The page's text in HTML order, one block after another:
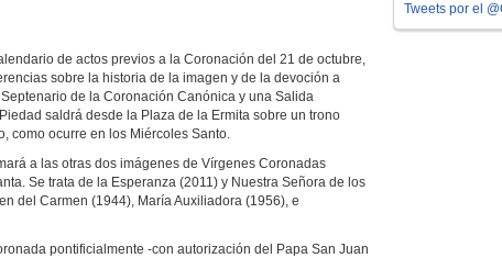
de actos previos a la Coronación del 21 de octubre,
sobre la historia de la imagen y de la devoción a
de la Coronación Canónica y una Salida
saldrá desde la Plaza de la Ermita sobre un trono
como ocurre en los Miércoles Santo.
a las otras dos imágenes de Vírgenes Coronadas
Se trata de la Esperanza (2011) y Nuestra Señora de los
del Carmen (1944), María Auxiliadora (1956), e
pontificialmente -con autorización del Papa San Juan
Tweets por el